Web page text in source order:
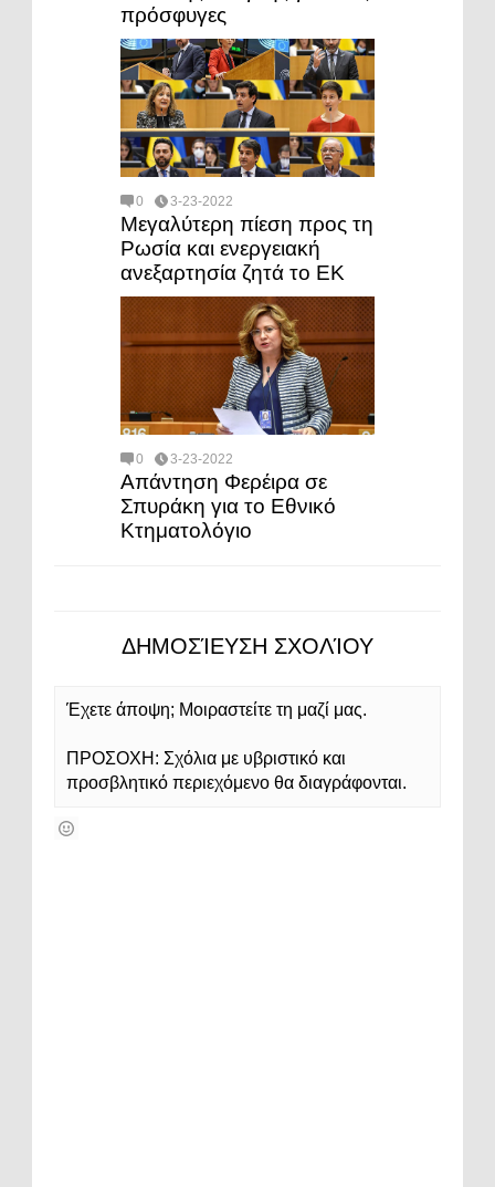
πρόσφυγες
0 3-23-2022
Μεγαλύτερη πίεση προς τη
Ρωσία και ενεργειακή
ανεξαρτησία ζητά το ΕΚ
0 3-23-2022
Απάντηση Φερέιρα σε
Σπυράκη για το Εθνικό
Κτηματολόγιο
ΔΗΜΟΣΊΕΥΣΗ ΣΧΟΛΊΟΥ
Έχετε άποψη; Μοιραστείτε τη μαζί μας.
ΠΡΟΣΟΧΗ: Σχόλια με υβριστικό και
προσβλητικό περιεχόμενο θα διαγράφονται.